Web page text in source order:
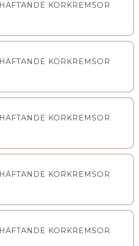
KORKREMSOR
KORKREMSOR
KORKREMSOR
KORKREMSOR
KORKREMSOR